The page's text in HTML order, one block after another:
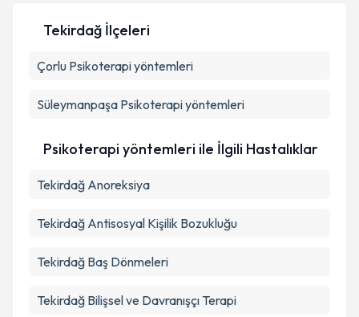
Tekirdağ İlçeleri
Çorlu Psikoterapi yöntemleri
Süleymanpaşa Psikoterapi yöntemleri
Psikoterapi yöntemleri ile İlgili Hastalıklar
Tekirdağ Anoreksiya
Tekirdağ Antisosyal Kişilik Bozukluğu
Tekirdağ Baş Dönmeleri
Tekirdağ Bilişsel ve Davranışçı Terapi